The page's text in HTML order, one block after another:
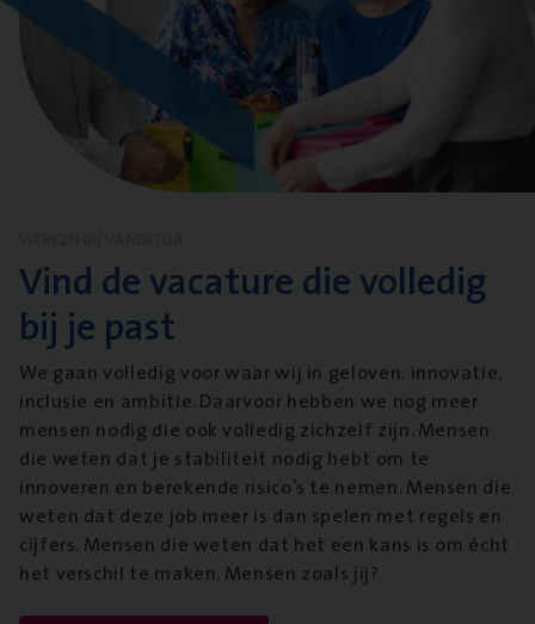
Vind de vacature die volledig
bij je past
We gaan volledig voor waar wij in geloven: innovatie,
inclusie en ambitie. Daarvoor hebben we nog meer
mensen nodig die ook volledig zichzelf zijn. Mensen
die weten dat je stabiliteit nodig hebt om te
innoveren en berekende risico’s te nemen. Mensen die
weten dat deze job meer is dan spelen met regels en
cijfers. Mensen die weten dat het een kans is om écht
het verschil te maken. Mensen zoals jij?